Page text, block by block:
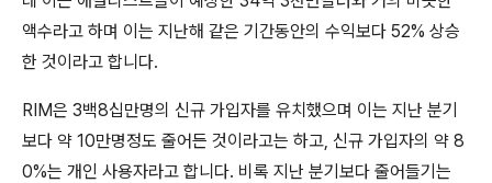
액수라고 하며 이는 지난해 같은 기간동안의 수익보다 52% 상승
한 것이라고 합니다.
RIM은 3백8십만명의 신규 가입자를 유치했으며 이는 지난 분기
보다 약 10만명정도 줄어든 것이라고는 하고, 신규 가입자의 약 8
0%는 개인 사용자라고 합니다. 비록 지난 분기보다 줄어들기는